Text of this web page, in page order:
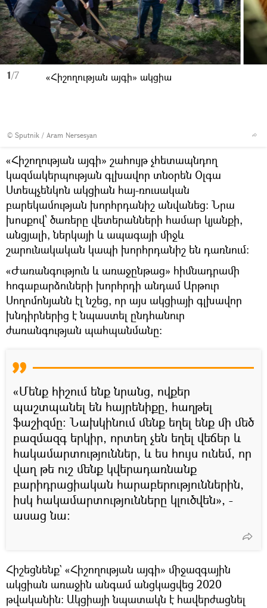
1/7
© Sputnik / Aram Nersesyan
«Հիշողության այգի» ակցիա
«Հիշողության այգի» շահույթ չհետապնդող
կազմակերպության գլխավոր տնօրեն Օլգա
Ստեպչենկոն ակցիան հայ-ռուսական
բարեկամության խորհրդանիշ անվանեց: Նրա
խոսքով՝ ծառերը վետերանների համար կյանքի,
անցյալի, ներկայի և ապագայի միջև
շարունակական կապի խորհրդանիշ են դառնում:
«Ժառանգություն և առաջընթաց» հիմնադրամի
հոգաբարձուների խորհրդի անդամ Արթուր
Սողոմոնյանն էլ նշեց, որ այս ակցիայի գլխավոր
խնդիրներից է նպաստել ընդհանուր
ժառանգության պահպանմանը:
«Մենք հիշում ենք նրանց, ովքեր
պաշտպանել են հայրենիքը, հաղթել
ֆաշիզմը։ Նախկինում մենք եղել ենք մի մեծ
բազմազգ երկիր, որտեղ չեն եղել վեճեր և
հակամարտություններ, և ես հույս ունեմ, որ
վաղ թե ուշ մենք կվերադառնանք
բարիդրացիական հարաբերություններին,
իսկ հակամարտությունները կլուծվեն», -
ասաց նա։
Հիշեցնենք` «Հիշողության այգի» միջազգային
ակցիան առաջին անգամ անցկացվեց 2020
թվականին։ Ակցիայի նպատակն է հավերժացնել